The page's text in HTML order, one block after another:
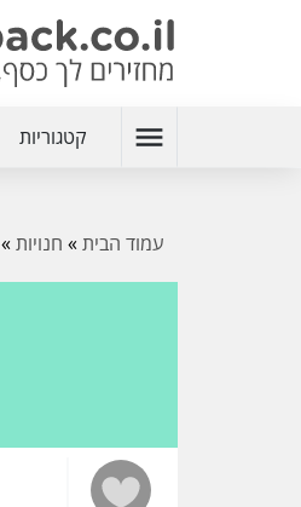
menu קטגוריות
עמוד הבית» חנויות»